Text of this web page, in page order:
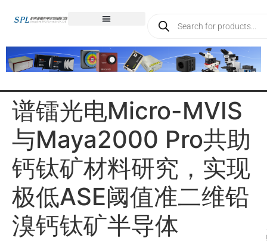
谱镭光电Micro-MVIS
与Maya2000 Pro共助
钙钛矿材料研究，实现
极低ASE阈值准二维铅
溴钙钛矿半导体